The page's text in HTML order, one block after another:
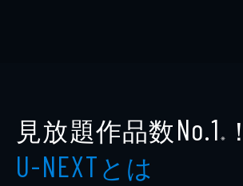
見放題作品数No.1 ※ ！
U-NEXTとは